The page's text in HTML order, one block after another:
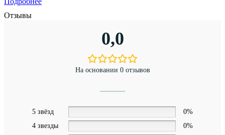
Отзывы
0,0
На основании 0 отзывов
5 звёзд
0%
4 звезды
0%